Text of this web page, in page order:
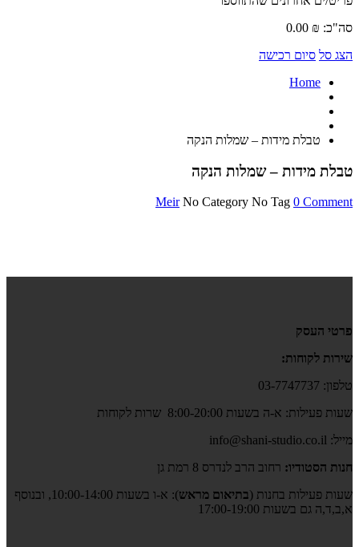
סה"כ:
0.00 ₪
הצג סל סיום רכישה
Home
טבלת מידות – שמלות הנקה
טבלת מידות – שמלות הנקה
Meir No Category No Tag 0 Comment
פרטי העסק
שירות לקוחות:
טלפון: 03-7747737
שעות פעילות: א-ה בשעות 8:00-20:00 שרות לקוחות
מייל: info@shani-studio.co.il
חנות הסטודיו: רחוב הרב לנדרס 8 רמת גן
שעות פעילות בחנות (בתיאום מראש
): א-ו בשעות 10:00-14:00, ובנוסף
א,ב,ד,ה גם בשעות 17:00-19:00